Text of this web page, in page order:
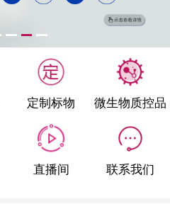
定制标物 微生物质控品
直播间 联系我们